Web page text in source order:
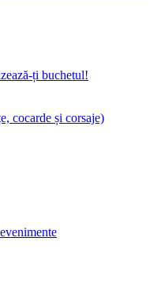
ți buchetul!
cocarde și corsaje)